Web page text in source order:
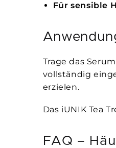
Für sensible
Trage das
vollständig
erzielen.
Das iUNIK Tea
FAQ –